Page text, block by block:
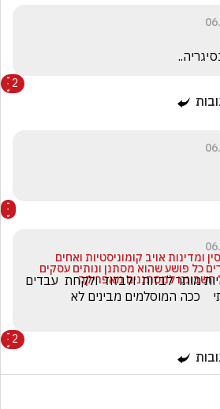
2
ומדינות אויב קומוניסטיות ואחים
כל פושע שהוא מסתנן ונותים עסקים
חשבוננו למסתננים מאפריקה
2